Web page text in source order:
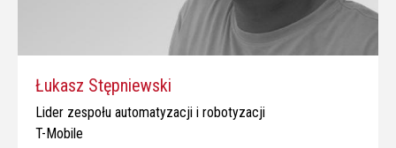
Łukasz Stępniewski
Lider zespołu automatyzacji i robotyzacji
T-Mobile